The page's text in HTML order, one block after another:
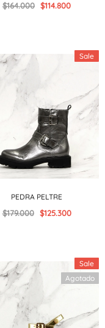
$164.000 $114.800
Sale
PEDRA PELTRE
$179.000 $125.300
Sale
Agotado